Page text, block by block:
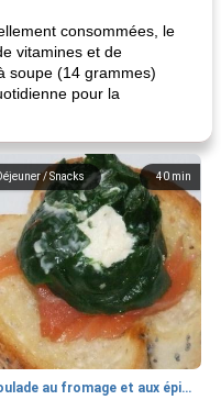
consommées, le
vitamines et de
soupe (14 grammes)
pour la
40 min
/ Snacks
roulade au fromage et aux épinards